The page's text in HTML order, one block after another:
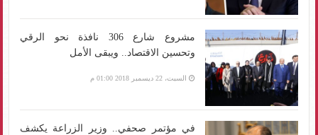
مشروع شارع 306 نافذة نحو الرقي
وتحسين الاقتصاد.. ويبقى الأمل
السبت، 22 ديسمبر 2018 01:00 م
في مؤتمر صحفي.. وزير الزراعة يكشف